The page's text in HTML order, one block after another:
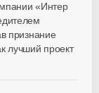
«Интер
признание
лучший проект